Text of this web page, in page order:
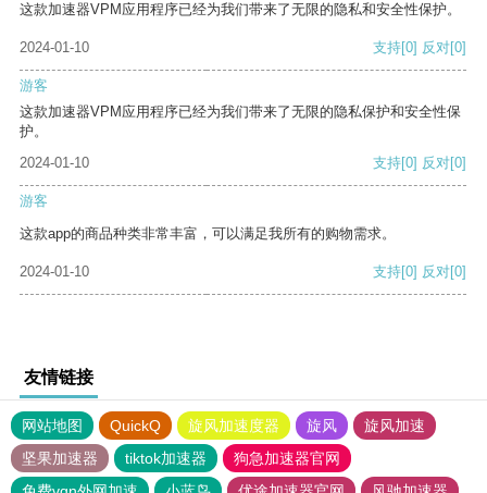
这款加速器VPM应用程序已经为我们带来了无限的隐私和安全性保护。
2024-01-10 支持[0] 反对[0]
游客
这款加速器VPM应用程序已经为我们带来了无限的隐私保护和安全性保
护。
2024-01-10
支持[0] 反对[0]
游客
这款app的商品种类非常丰富，可以满足我所有的购物需求。
2024-01-10 支持[0] 反对[0]
友情链接
网站地图 QuickQ 旋风加速度器 旋风
旋风加速
坚果加速器
tiktok加速器
狗急加速器官网